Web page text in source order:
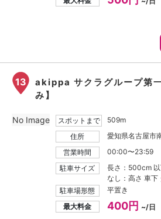
13
akippa サクラグループ第
み】
スポットまで
509m
住所
愛知県名古屋市
営業時間
00:00〜23:59
駐車サイズ
長さ：500cm
なし：高さ 車下
駐車場形態
平置き
最大料金
400円 ~/日
No Image